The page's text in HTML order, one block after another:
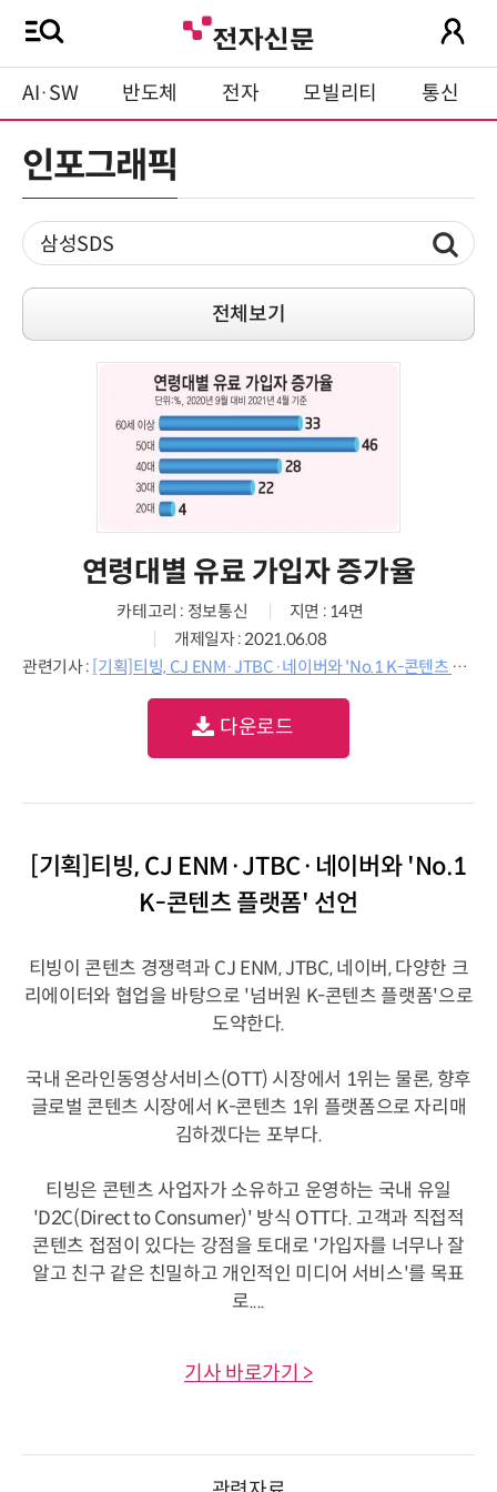
AI·SW 반도체 전자 모빌리티 통신
인포그래픽
전체보기
연령대별 유료 가입자 증가율
카테고리 : 정보통신
지면 : 14면
개제일자 : 2021.06.08
관련기사 : [기획]티빙, CJ ENM·JTBC·네이버와 'No.1 K-콘텐츠 플랫폼' 선언
다운로드
[기획]티빙, CJ ENM·JTBC·네이버와 'No.1
K-콘텐츠 플랫폼' 선언
티빙이 콘텐츠 경쟁력과 CJ ENM, JTBC, 네이버, 다양한 크
리에이터와 협업을 바탕으로 '넘버원 K-콘텐츠 플랫폼'으로
도약한다.
국내 온라인동영상서비스(OTT) 시장에서 1위는 물론, 향후
글로벌 콘텐츠 시장에서 K-콘텐츠 1위 플랫폼으로 자리매
김하겠다는 포부다.
티빙은 콘텐츠 사업자가 소유하고 운영하는 국내 유일
'D2C(Direct to Consumer)' 방식 OTT다. 고객과 직접적
콘텐츠 접점이 있다는 강점을 토대로 '가입자를 너무나 잘
알고 친구 같은 친밀하고 개인적인 미디어 서비스'를 목표
로....
기사 바로가기 >